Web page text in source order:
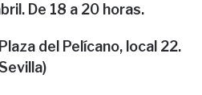
De 18 a 20 horas.
del Pelícano, local 22.
Sevilla)